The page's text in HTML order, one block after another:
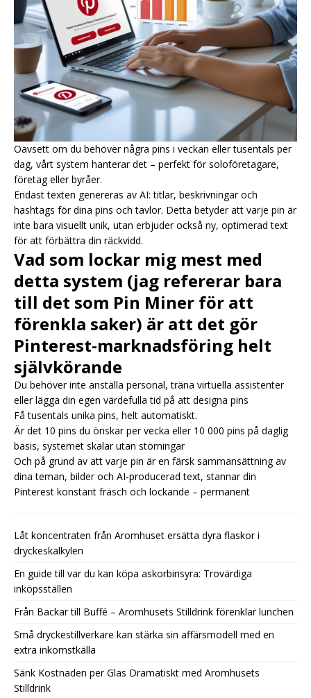
Oavsett om du behöver några pins i veckan eller tusentals per
dag, vårt system hanterar det – perfekt för soloföretagare,
företag eller byråer.
Endast texten genereras av AI: titlar, beskrivningar och
hashtags för dina pins och tavlor. Detta betyder att varje pin är
inte bara visuellt unik, utan erbjuder också ny, optimerad text
för att förbättra din räckvidd.
Vad som lockar mig mest med
detta system (jag refererar bara
till det som Pin Miner för att
förenkla saker) är att det gör
Pinterest-marknadsföring helt
självkörande
Du behöver inte anställa personal, träna virtuella assistenter
eller lägga din egen värdefulla tid på att designa pins
Få tusentals unika pins, helt automatiskt.
Är det 10 pins du önskar per vecka eller 10 000 pins på daglig
basis, systemet skalar utan störningar
Och på grund av att varje pin är en färsk sammansättning av
dina teman, bilder och AI-producerad text, stannar din
Pinterest konstant fräsch och lockande – permanent
Låt koncentraten från Aromhuset ersätta dyra flaskor i
dryckeskalkylen
En guide till var du kan köpa askorbinsyra: Trovärdiga
inköpsställen
Från Backar till Buffé – Aromhusets Stilldrink förenklar lunchen
Små dryckestillverkare kan stärka sin affärsmodell med en
extra inkomstkälla
Sänk Kostnaden per Glas Dramatiskt med Aromhusets
Stilldrink